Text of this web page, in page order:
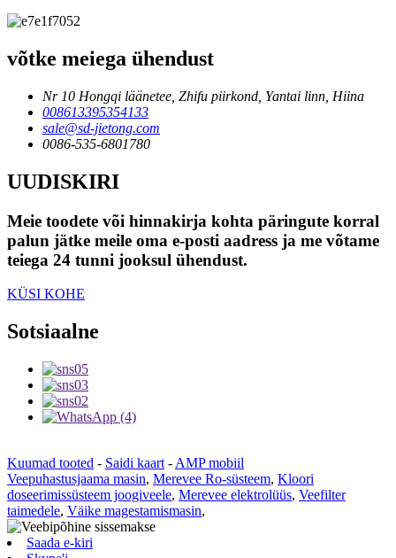
võtke meiega ühendust
Nr 10 Hongqi läänetee, Zhifu piirkond, Yantai linn, Hiina
008613395354133
sale@sd-jietong.com
0086-535-6801780
UUDISKIRI
Meie toodete või hinnakirja kohta päringute korral
palun jätke meile oma e-posti aadress ja me võtame
teiega 24 tunni jooksul ühendust.
KÜSI KOHE
Sotsiaalne
Kuumad tooted - Saidi kaart - AMP mobiil
Veepuhastusjaama masin, Merevee Ro-süsteem, Kloori
doseerimissüsteem joogiveele, Merevee elektrolüüs, Veefilter
taimedele, Väike magestamismasin,
Saada e-kiri